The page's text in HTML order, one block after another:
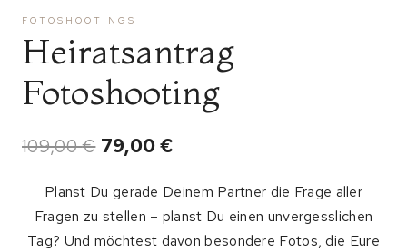
FOTOSHOOTINGS
Heiratsantrag
Fotoshooting
109,00€ Original
was:
109,00 €.
79,00€Current
is:
79,00 €.
Planst Du gerade Deinem Partner die Frage aller
Fragen zu stellen – planst Du einen unvergesslichen
Tag? Und möchtest davon besondere Fotos, die Eure